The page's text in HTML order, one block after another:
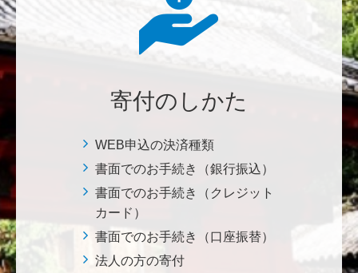
す。募金することにより、私自身も参加しているよう
プロジェクト>
株式会社Ｌｅｇａｌｓｃａｐｅ
当社は、IS・CSで学んだ知見を法領域に応用するとこ
ろから始まりました。この社会でますますコンピュー
タ科学の力が発揮されるよう祈念して、支援いたしま
す。 <コンピュータサイエンス教育支援基金>
寄付のしかた
WEB申込の決済種類
書面でのお手続き（銀行振込）
書面でのお手続き（クレジット
カード）
書面でのお手続き（口座振替）
法人の方の寄付